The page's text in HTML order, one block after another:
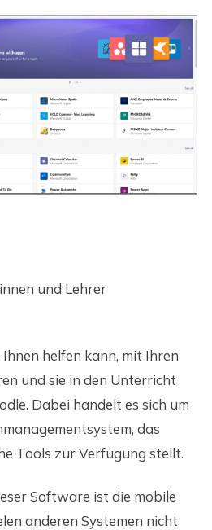
und Lehrer
helfen kann, mit Ihren
und sie in den Unterricht
Dabei handelt es sich um
das
Tools zur Verfügung stellt.
Software ist die mobile
anderen Systemen nicht